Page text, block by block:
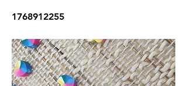
1768912255